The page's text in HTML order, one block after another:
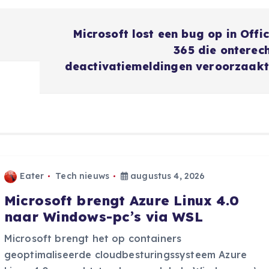
Microsoft lost een bug op in
365 die
deactivatiemeldingen
Eater Tech nieuws augustus 4, 2026
Microsoft brengt Azure Linux 4.0
naar Windows-pc’s via WSL
Microsoft brengt het op containers
geoptimaliseerde cloudbesturingssysteem Azure